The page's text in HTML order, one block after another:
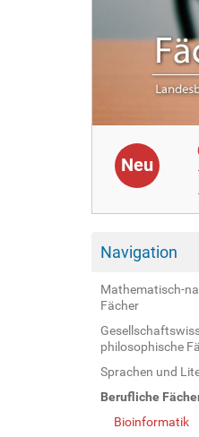
e
Neu
Navigation
Mathematisch-
Fächer
philosophische
Sprachen und
Berufliche
Bioinformatik